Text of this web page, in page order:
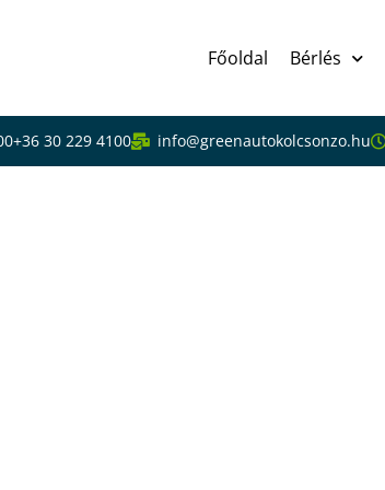
Főoldal Bérlés
+36 30 229 4100 info@greenautokolcsonzo.hu